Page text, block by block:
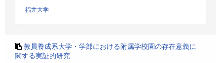
福井大学
教員養成系大学・学部における附属学校園の存在意義に
関する実証的研究